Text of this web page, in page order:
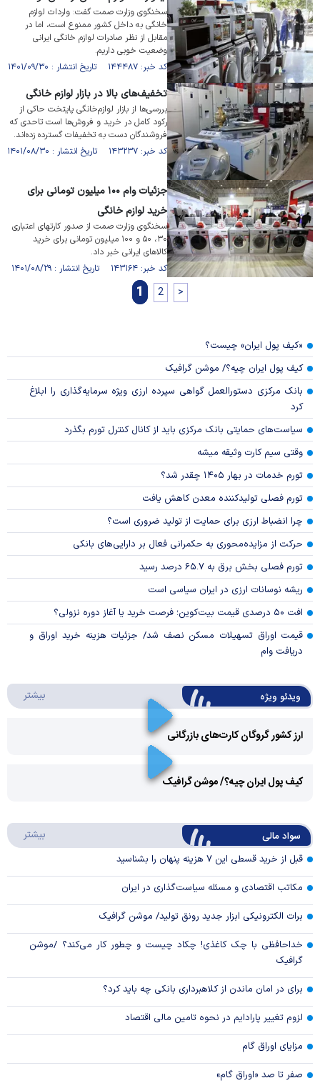
سخنگوی وزارت صمت گفت: واردات لوازم
خانگی به داخل کشور ممنوع است، اما در
مقابل از نظر صادرات لوازم خانگی ایرانی
وضعیت خوبی داریم.
کد خبر: ۱۴۴۴۸۷ تاریخ انتشار : ۱۴۰۱/۰۹/۳۰
تخفیف‌های بالا در بازار لوازم خانگی
بررسی‌ها از بازار لوازم‌خانگی پایتخت حاکی از
رکود کامل در خرید و فروش‌ها است تاحدی که
فروشندگان دست به تخفیفات گسترده زده‌اند.
کد خبر: ۱۴۳۲۳۷ تاریخ انتشار : ۱۴۰۱/۰۸/۳۰
جزئیات وام ۱۰۰ میلیون تومانی برای
خرید لوازم خانگی
سخنگوی وزارت صمت از صدور کارتهای اعتباری
۳۰، ۵۰ و ۱۰۰ میلیون تومانی برای خرید
کالاهای ایرانی خبر داد.
کد خبر: ۱۴۳۱۶۴ تاریخ انتشار : ۱۴۰۱/۰۸/۲۹
1 2 >
«کیف پول ایران» چیست؟
کیف پول ایران چیه؟/ موشن گرافیک
بانک مرکزی دستورالعمل گواهی سپرده ارزی ویژه سرمایه‌گذاری را ابلاغ
کرد
سیاست‌های حمایتی بانک مرکزی باید از کانال کنترل تورم بگذرد
وقتی سیم کارت وثیقه میشه
تورم خدمات در بهار ۱۴۰۵ چقدر شد؟
تورم فصلی تولیدکننده معدن کاهش یافت
چرا انضباط ارزی برای حمایت از تولید ضروری است؟
حرکت از مزایده‌محوری به حکمرانی فعال بر دارایی‌های بانکی
تورم فصلی بخش برق به ۶۵.۷ درصد رسید
ریشه نوسانات ارزی در ایران سیاسی است
افت ۵۰ درصدی قیمت بیت‌کوین؛ فرصت خرید یا آغاز دوره نزولی؟
قیمت اوراق تسهیلات مسکن نصف شد/ جزئیات هزینه خرید اوراق و
دریافت وام
ویدئو ویژه بیشتر
ارز کشور گروگان کارت‌های بازرگانی
Video
کیف پول ایران چیه؟/ موشن گرافیک
سواد مالی بیشتر
قبل از خرید قسطی این ۷ هزینه پنهان را بشناسید
مکاتب اقتصادی و مسئله سیاست‌گذاری در ایران
برات الکترونیکی ابزار جدید رونق تولید/ موشن گرافیک
خداحافظی با چک کاغذی! چکاد چیست و چطور کار می‌کند؟ /موشن
گرافیک
برای در امان ماندن از کلاهبرداری بانکی چه باید کرد؟
لزوم تغییر پارادایم در نحوه تامین مالی اقتصاد
مزایای اوراق گام
صفر تا صد «اوراق گام»